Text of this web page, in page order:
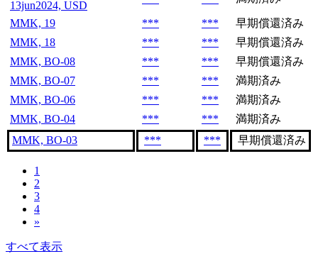
13jun2024, USD
MMK, 19 *** ***
早期償還済み
MMK, 18
*** ***
早期償還済み
MMK, BO-08
*** ***
早期償還済み
MMK, BO-07
*** ***
満期済み
MMK, BO-06
*** ***
満期済み
MMK, BO-04
*** ***
満期済み
MMK, BO-03
*** *** 早期償還済み
1
2
3
4
»
すべて表示